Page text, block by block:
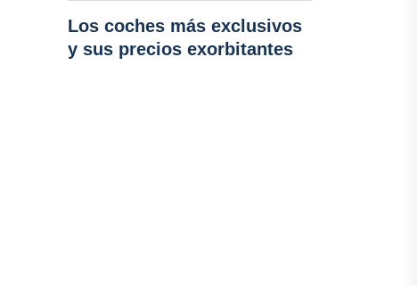
Los coches más exclusivos
y sus precios exorbitantes